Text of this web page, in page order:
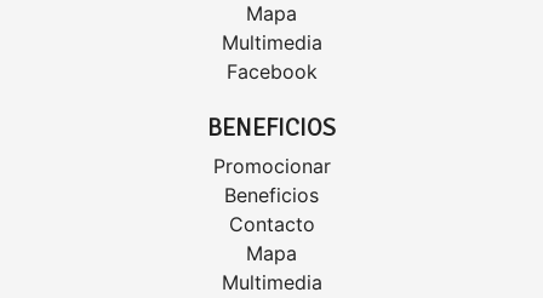
Mapa
Multimedia
Facebook
BENEFICIOS
Promocionar
Beneficios
Contacto
Mapa
Multimedia